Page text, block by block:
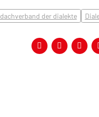
dachverband der dialekte